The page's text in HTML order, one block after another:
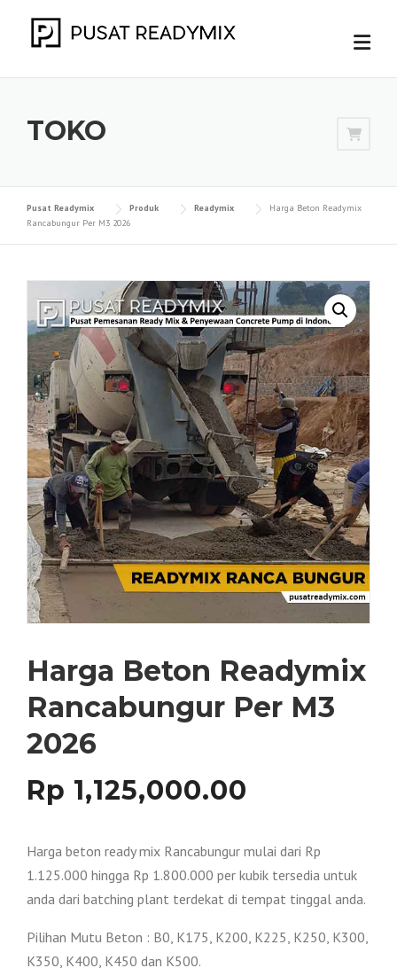
TOKO
Pusat Readymix Produk Readymix
Harga Beton Readymix
Rancabungur Per M3 2026
Harga Beton Readymix
Rancabungur Per M3
2026
Rp 1,125,000.00
Harga beton ready mix Rancabungur mulai dari Rp
1.125.000 hingga Rp 1.800.000 per kubik tersedia untuk
anda dari batching plant terdekat di tempat tinggal anda.
Pilihan Mutu Beton : B0, K175, K200, K225, K250, K300,
K350, K400, K450 dan K500.